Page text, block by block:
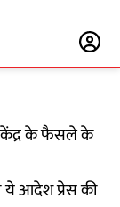
केंद्र के फैसले के
ये आदेश प्रेस की